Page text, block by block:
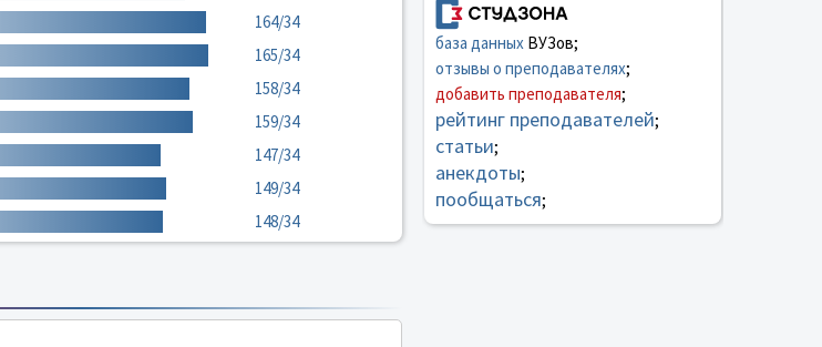
164/34
165/34
158/34
159/34
147/34
149/34
148/34
база данныхВУЗов;
отзывы о преподавателях;
добавить преподавателя;
рейтинг преподавателей;
статьи;
анекдоты;
пообщаться;